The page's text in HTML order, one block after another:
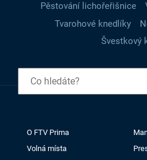
Pěstování lichořeřišnice
Tvarohové knedlíky
Švestkový
O FTV Prima
Volná místa